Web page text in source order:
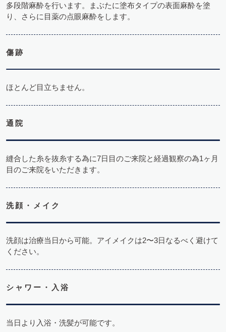
多段階麻酔を行います。まぶたに塗布タイプの表面麻酔を塗
り、さらに目薬の点眼麻酔をします。
傷跡
ほとんど目立ちません。
通院
縫合した糸を抜糸する為に7日目のご来院と経過観察の為1ヶ月
目のご来院をいただきます。
洗顔・メイク
洗顔は治療当日から可能。アイメイクは2〜3日なるべく避けて
ください。
シャワー・入浴
当日より入浴・洗髪が可能です。